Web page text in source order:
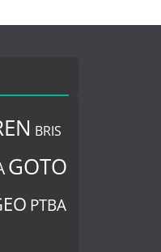
BRIS
GOTO
PTBA